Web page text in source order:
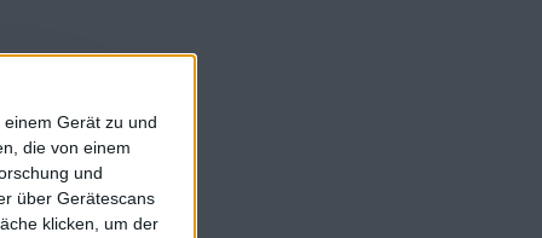
Gerät zu und
die von einem
und
über Gerätescans
klicken, um der